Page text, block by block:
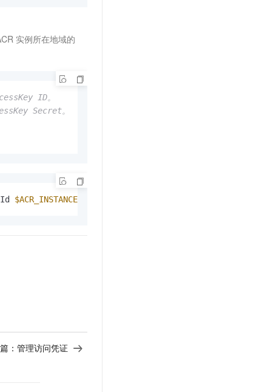
实例所在地域的
ID。
Secret。
$ACR_INSTANCE_ID
： 管理访问凭证